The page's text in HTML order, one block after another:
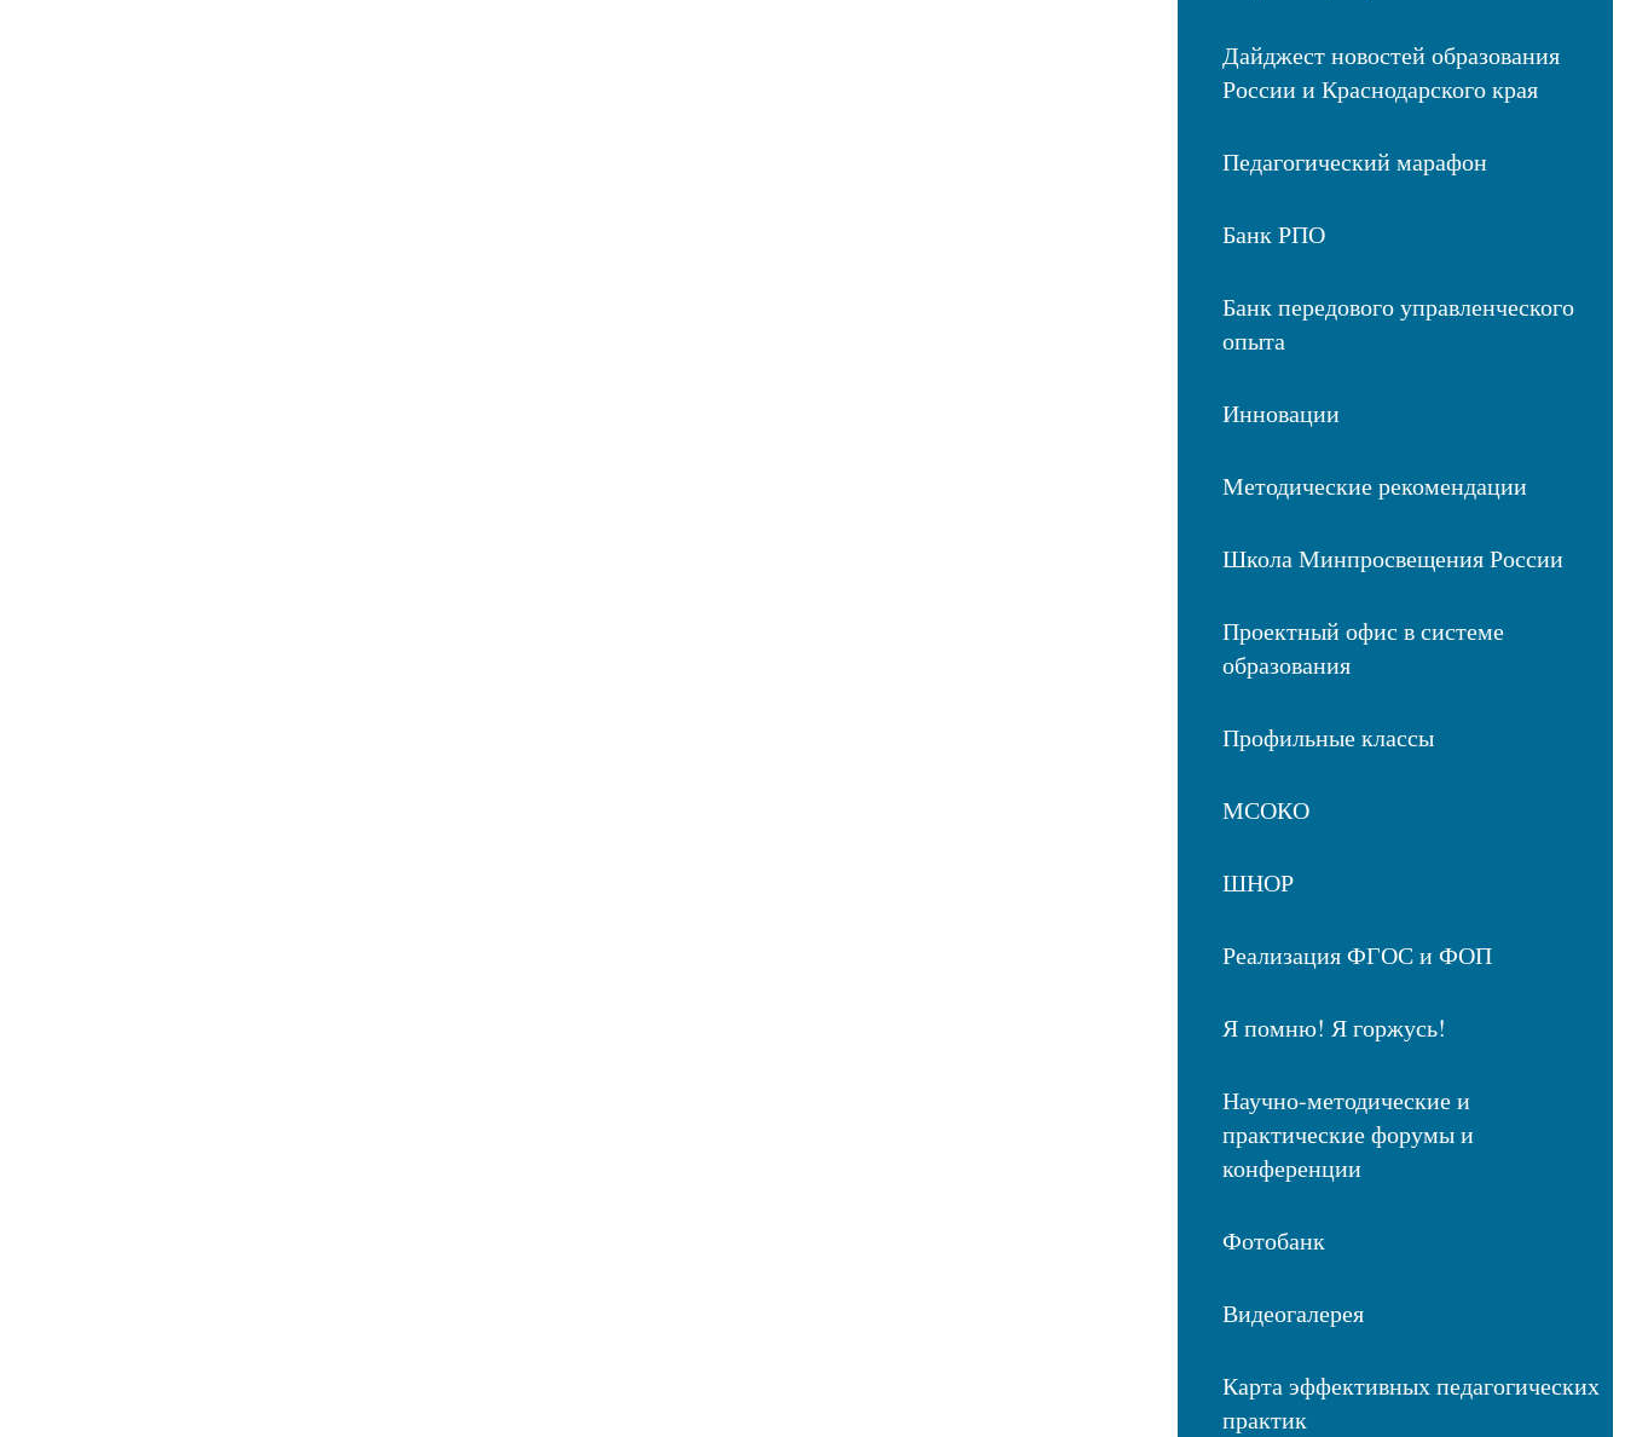
Дайджест новостей образования
России и Краснодарского края
Педагогический марафон
Банк РПО
Банк передового управленческого
опыта
Инновации
Методические рекомендации
Школа Минпросвещения России
Проектный офис в системе
образования
Профильные классы
МСОКО
ШНОР
Реализация ФГОС и ФОП
Я помню! Я горжусь!
Научно-методические и
практические форумы и
конференции
Фотобанк
Видеогалерея
Карта эффективных педагогических
практик